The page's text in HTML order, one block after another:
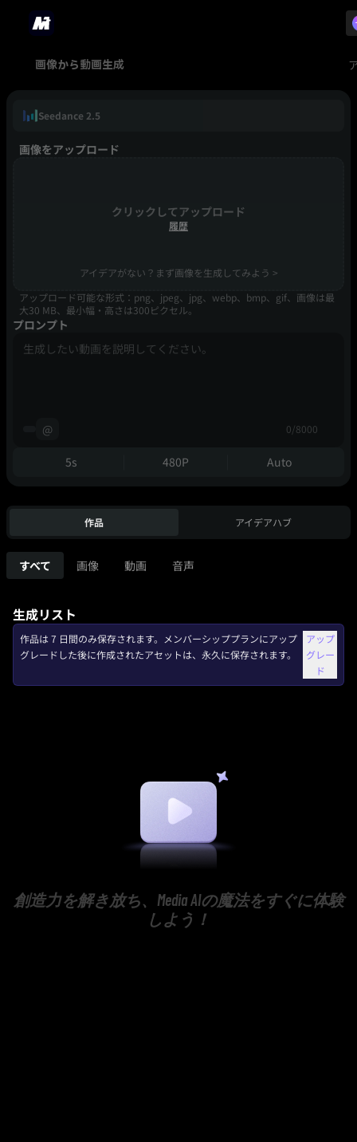
画像から動画生成
Seedance 2.5
画像をアップロード
クリックしてアップロード
履歴
アイデアがない？まず画像を生成してみよう >
アップロード可能な形式：png、jpeg、jpg、webp、bmp、gif、画像は最
大30 MB、最小幅・高さは300ピクセル。
プロンプト
@ 0/8000
5s 480P Auto
作品 アイデアハブ
すべて 画像 動画 音声
生成リスト
作品は 7 日間のみ保存されます。メンバーシッププランにアップ
グレードした後に作成されたアセットは、永久に保存されます。
アップ
グレー
ド
創造力を解き放ち、Media AIの魔法をすぐに体験
しよう！